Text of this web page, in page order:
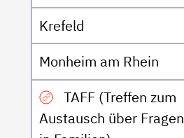
Krefeld
Monheim am Rhein
TAFF (Treffen zum
Austausch über Fragen